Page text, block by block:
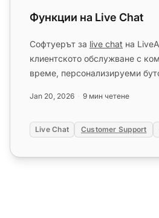
Функции на Live Chat
Софтуерът за live chat на
клиентското обслужване с
време, персонализируеми
Jan 20, 2026 9 мин четене
Live Chat Customer Support